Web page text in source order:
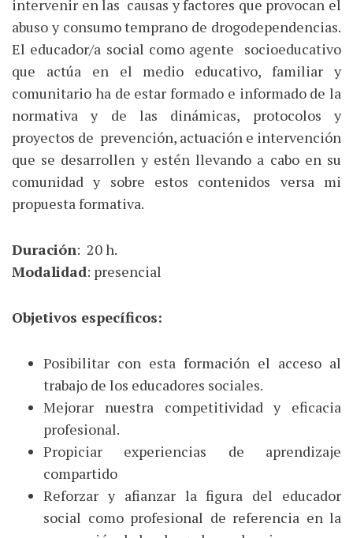
intervenir en las causas y factores que provocan el
abuso y consumo temprano de drogodependencias.
El educador/a social como agente socioeducativo
que actúa en el medio educativo, familiar y
comunitario ha de estar formado e informado de la
normativa y de las dinámicas, protocolos y
proyectos de prevención, actuación e intervención
que se desarrollen y estén llevando a cabo en su
comunidad y sobre estos contenidos versa mi
propuesta formativa.
Duración: 20 h.
Modalidad: presencial
Objetivos específicos:
Posibilitar con esta formación el acceso al
trabajo de los educadores sociales.
Mejorar nuestra competitividad y eficacia
profesional.
Propiciar experiencias de aprendizaje
compartido
Reforzar y afianzar la figura del educador
social como profesional de referencia en la